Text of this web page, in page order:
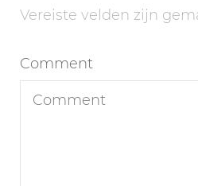
Vereiste velden zijn
Comment